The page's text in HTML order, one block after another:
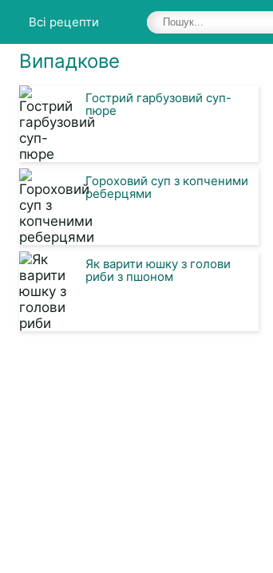
Всі рецепти
Випадкове
Гострий гарбузовий суп-
пюре
Гороховий суп з копченими
реберцями
Як варити юшку з голови
риби з пшоном